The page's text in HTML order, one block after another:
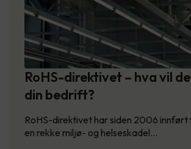
RoHS-direktivet – hva vil
din bedrift?
RoHS-direktivet har siden 2006
en rekke miljø- og helseskadel…